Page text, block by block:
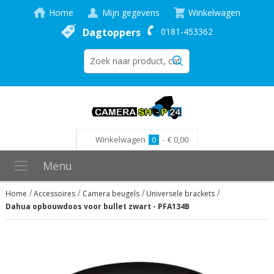
Home Mijn gegevens Winkelwagen
Dagtoppers 0181-453362
Winkelwagen 0 - € 0,00
Menu
Home Accessoires Camera beugels
Universele brackets
Dahua opbouwdoos voor bullet zwart - PFA134B